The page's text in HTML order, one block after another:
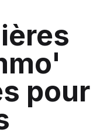
pour